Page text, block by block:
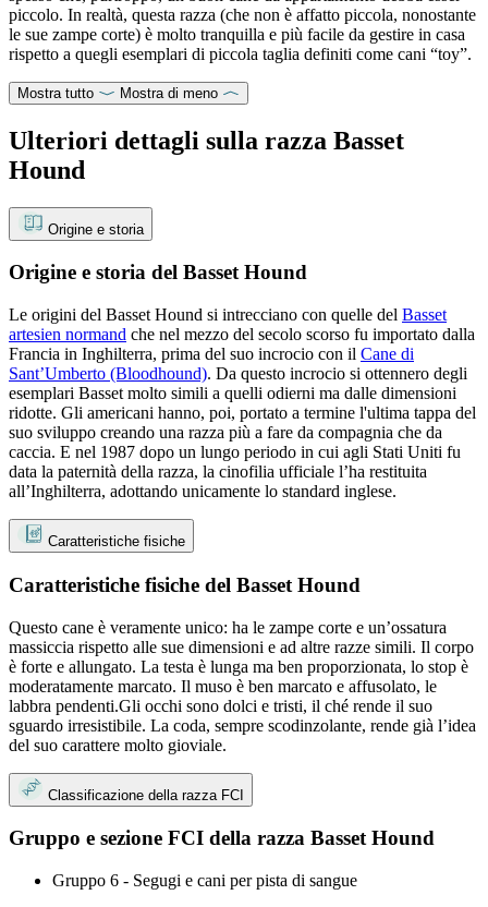
piccolo. In realtà, questa razza (che non è affatto piccola, nonostante
le sue zampe corte) è molto tranquilla e più facile da gestire in casa
rispetto a quegli esemplari di piccola taglia definiti come cani “toy”.
Mostra tutto Mostra di meno
Ulteriori dettagli sulla razza Basset
Hound
Origine e storia
Origine e storia del Basset Hound
Le origini del Basset Hound si intrecciano con quelle del Basset
artesien normand che nel mezzo del secolo scorso fu importato dalla
Francia in Inghilterra, prima del suo incrocio con il Cane di
Sant’Umberto (Bloodhound). Da questo incrocio si ottennero degli
esemplari Basset molto simili a quelli odierni ma dalle dimensioni
ridotte. Gli americani hanno, poi, portato a termine l'ultima tappa del
suo sviluppo creando una razza più a fare da compagnia che da
caccia. E nel 1987 dopo un lungo periodo in cui agli Stati Uniti fu
data la paternità della razza, la cinofilia ufficiale l’ha restituita
all’Inghilterra, adottando unicamente lo standard inglese.
Caratteristiche fisiche
Caratteristiche fisiche del Basset Hound
Questo cane è veramente unico: ha le zampe corte e un’ossatura
massiccia rispetto alle sue dimensioni e ad altre razze simili. Il corpo
è forte e allungato. La testa è lunga ma ben proporzionata, lo stop è
moderatamente marcato. Il muso è ben marcato e affusolato, le
labbra pendenti.Gli occhi sono dolci e tristi, il ché rende il suo
sguardo irresistibile. La coda, sempre scodinzolante, rende già l’idea
del suo carattere molto gioviale.
Classificazione della razza FCI
Gruppo e sezione FCI della razza Basset Hound
Gruppo 6 - Segugi e cani per pista di sangue